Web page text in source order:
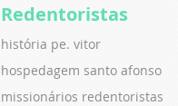
Redentoristas
história pe. vitor
hospedagem santo afonso
missionários redentoristas